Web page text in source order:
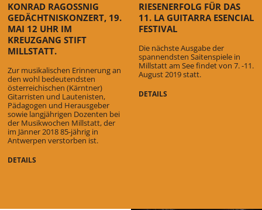
KONRAD RAGOSSNIG
GEDÄCHTNISKONZERT, 19.
MAI 12 UHR IM
KREUZGANG STIFT
MILLSTATT.
Zur musikalischen Erinnerung an
den wohl bedeutendsten
österreichischen (Kärntner)
Gitarristen und Lautenisten,
Pädagogen und Herausgeber
sowie langjährigen Dozenten bei
der Musikwochen Millstatt, der
im Jänner 2018 85-jährig in
Antwerpen verstorben ist.
DETAILS
RIESENERFOLG FÜR DAS
11. LA GUITARRA ESENCIAL
FESTIVAL
Die nächste Ausgabe der
spannendsten Saitenspiele in
Millstatt am See findet von 7. -11.
August 2019 statt.
DETAILS